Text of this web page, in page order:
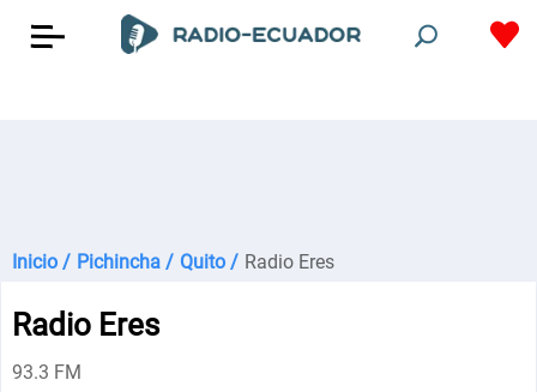
Inicio / Pichincha / Quito / Radio Eres
Radio Eres
93.3 FM